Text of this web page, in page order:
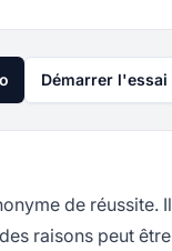
Démarrer
de réussite.
raisons peut